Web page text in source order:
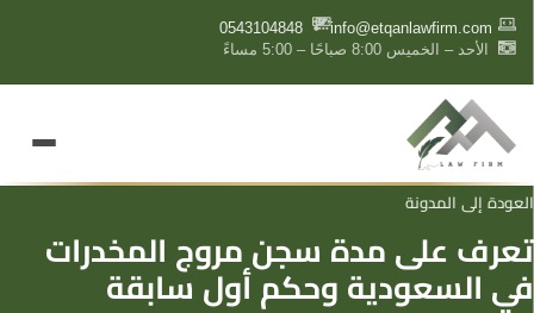
content
info@etqanlawfirm.com
0543104848
الأحد – الخميس 8:00 صباحًا – 5:00 مساءً
العودة إلى المدونة
تعرف على مدة سجن مروج المخدرات
في السعودية وحكم أول سابقة